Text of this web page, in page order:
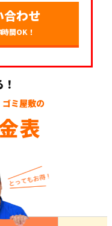
合わせ
間OK！
ミ屋敷の
表